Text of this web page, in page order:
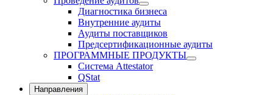
Диагностика бизнеса
Внутренние аудиты
Аудиты поставщиков
Предсертификационные аудиты
ПРОГРАММНЫЕ ПРОДУКТЫ
Система Attestator
QStat
Направления